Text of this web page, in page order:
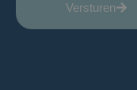
Versturen